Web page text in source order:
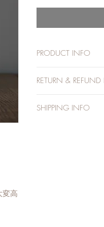
変高
PRODUCT INFO
一つ一つ職人の手に
RETURN & REFUND
を承ることができま
SHIPPING INFO